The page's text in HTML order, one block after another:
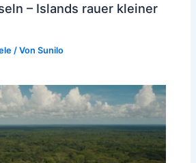
– Islands rauer kleiner
/ VonSunilo